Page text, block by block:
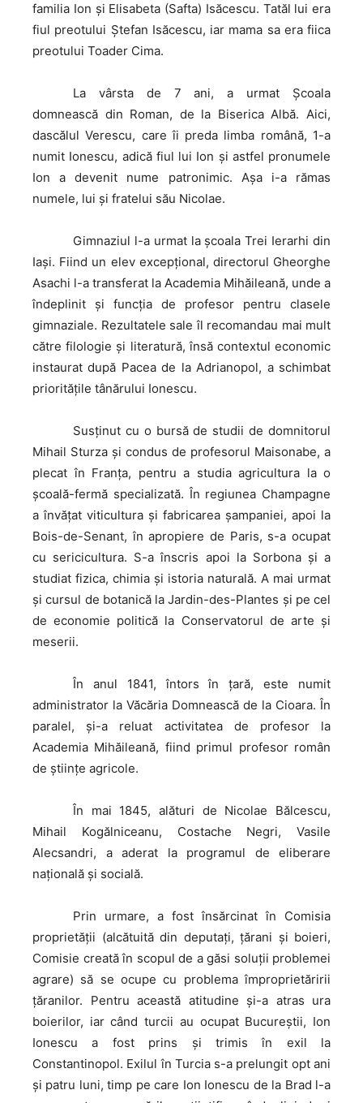
familia Ion și Elisabeta (Safta) Isăcescu. Tatăl lui era
fiul preotului Ștefan Isăcescu, iar mama sa era fiica
preotului Toader Cima.
La vârsta de 7 ani, a urmat Școala
domnească din Roman, de la Biserica Albă. Aici,
dascălul Verescu, care îi preda limba română, 1-a
numit Ionescu, adică fiul lui Ion şi astfel pronumele
Ion a devenit nume patronimic. Aşa i-a rămas
numele, lui şi fratelui său Nicolae.
Gimnaziul l-a urmat la şcoala Trei Ierarhi din
Iaşi. Fiind un elev excepţional, directorul Gheorghe
Asachi l-a transferat la Academia Mihăileană, unde a
îndeplinit şi funcţia de profesor pentru clasele
gimnaziale. Rezultatele sale îl recomandau mai mult
către filologie şi literatură, însă contextul economic
instaurat după Pacea de la Adrianopol, a schimbat
priorităţile tânărului Ionescu.
Susţinut cu o bursă de studii de domnitorul
Mihail Sturza şi condus de profesorul Maisonabe, a
plecat în Franţa, pentru a studia agricultura la o
şcoală-fermă specializată. În regiunea Champagne
a învăţat viticultura şi fabricarea şampaniei, apoi la
Bois-de-Senant, în apropiere de Paris, s-a ocupat
cu sericicultura. S-a înscris apoi la Sorbona şi a
studiat fizica, chimia şi istoria naturală. A mai urmat
şi cursul de botanică la Jardin-des-Plantes şi pe cel
de economie politică la Conservatorul de arte şi
meserii.
În anul 1841, întors în țară, este numit
administrator la Văcăria Domnească de la Cioara. În
paralel, şi-a reluat activitatea de profesor la
Academia Mihăileană, fiind primul profesor român
de științe agricole.
În mai 1845, alături de Nicolae Bălcescu,
Mihail Kogălniceanu, Costache Negri, Vasile
Alecsandri, a aderat la programul de eliberare
națională și socială.
Prin urmare, a fost însărcinat în Comisia
proprietății (alcătuită din deputați, țărani și boieri,
Comisie creată în scopul de a găsi soluții problemei
agrare) să se ocupe cu problema împroprietăririi
ţăranilor. Pentru această atitudine şi-a atras ura
boierilor, iar când turcii au ocupat Bucureştii, Ion
Ionescu a fost prins şi trimis în exil la
Constantinopol. Exilul în Turcia s-a prelungit opt ani
și patru luni, timp pe care Ion Ionescu de la Brad l-a